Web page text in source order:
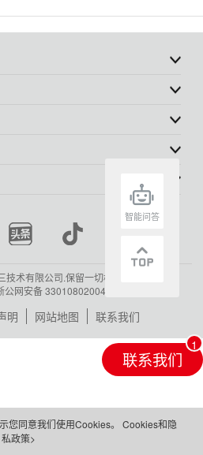
技术有限公司.保留一切权利.
公网安备 33010802004416号
明 网站地图 联系我们
联系我们
您同意我们使用Cookies。 Cookies和隐
私政策>
智能问答